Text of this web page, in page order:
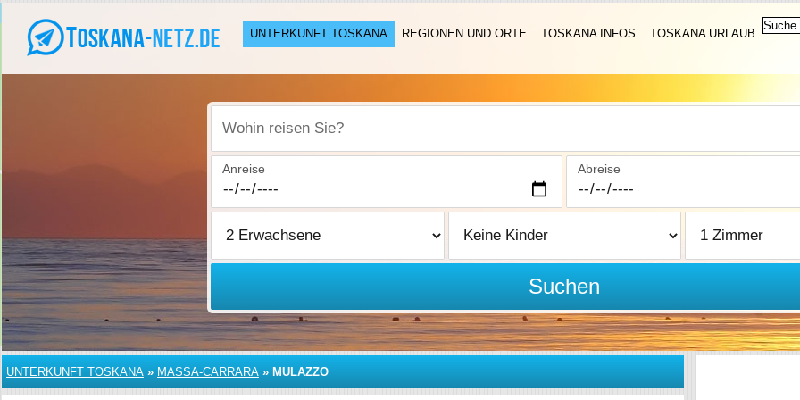
UNTERKUNFT TOSKANA REGIONEN UND ORTE TOSKANA INFOS TOSKANA URLAUB
Wohin reisen Sie?
Anreise Abreise
Suchen
UNTERKUNFT TOSKANA » MASSA-CARRARA » MULAZZO